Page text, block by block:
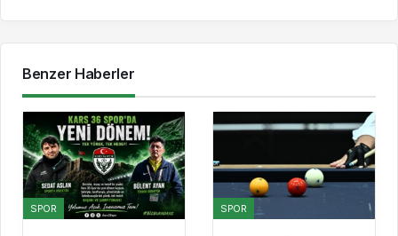
Benzer Haberler
SPOR SPOR